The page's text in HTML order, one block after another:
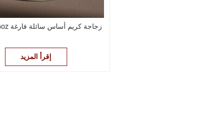
30ml/1.06oz زجاجة كريم أساس سائلة فارغة
إقرأ المزيد